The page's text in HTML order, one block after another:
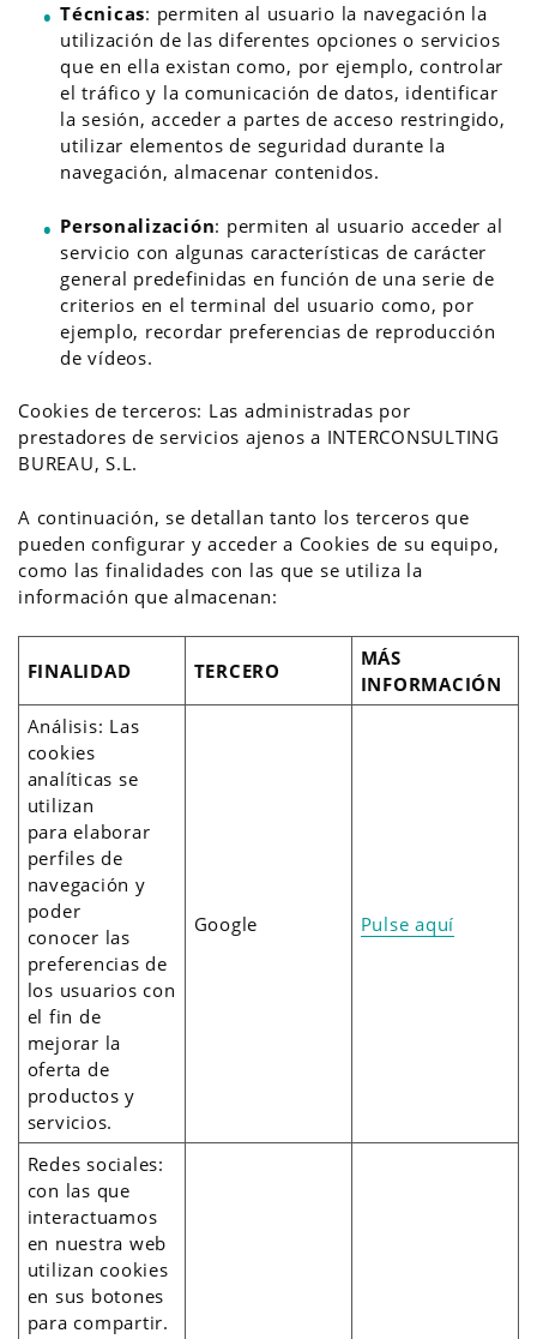
Técnicas: permiten al usuario la navegación la
utilización de las diferentes opciones o servicios
que en ella existan como, por ejemplo, controlar
el tráfico y la comunicación de datos, identificar
la sesión, acceder a partes de acceso restringido,
utilizar elementos de seguridad durante la
navegación, almacenar contenidos.
Personalización: permiten al usuario acceder al
servicio con algunas características de carácter
general predefinidas en función de una serie de
criterios en el terminal del usuario como, por
ejemplo, recordar preferencias de reproducción
de vídeos.
Cookies de terceros: Las administradas por
prestadores de servicios ajenos a INTERCONSULTING
BUREAU, S.L.
A continuación, se detallan tanto los terceros que
pueden configurar y acceder a Cookies de su equipo,
como las finalidades con las que se utiliza la
información que almacenan:
FINALIDAD TERCERO
MÁS
INFORMACIÓN
Análisis: Las
cookies
analíticas se
utilizan
para elaborar
perfiles de
navegación y
poder
conocer las
preferencias de
los usuarios con
el fin de
mejorar la
oferta de
productos y
servicios.
Google Pulse aquí
Redes sociales:
con las que
interactuamos
en nuestra web
utilizan cookies
en sus botones
para compartir.